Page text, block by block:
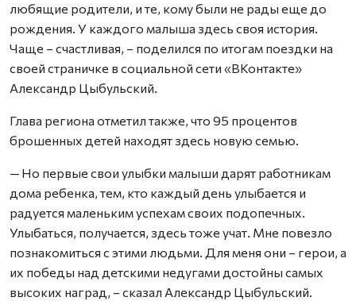
любящие родители, и те, кому были не рады еще до
рождения. У каждого малыша здесь своя история.
Чаще – счастливая, – поделился по итогам поездки на
своей страничке в социальной сети «ВКонтакте»
Александр Цыбульский.
Глава региона отметил также, что 95 процентов
брошенных детей находят здесь новую семью.
— Но первые свои улыбки малыши дарят работникам
дома ребенка, тем, кто каждый день улыбается и
радуется маленьким успехам своих подопечных.
Улыбаться, получается, здесь тоже учат. Мне повезло
познакомиться с этими людьми. Для меня они – герои, а
их победы над детскими недугами достойны самых
высоких наград, – сказал Александр Цыбульский.